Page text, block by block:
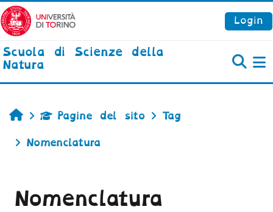
Vai al contenuto principale
Login
Scuola di Scienze della
Natura
HomePagine del sito Tag
Nomenclatura
Nomenclatura